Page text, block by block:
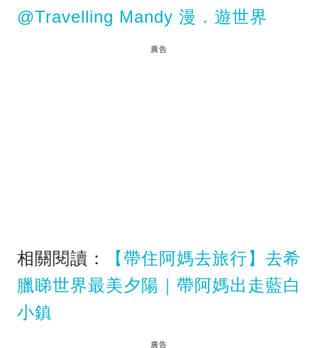
@Travelling Mandy 漫．遊世界
廣告
相關閱讀：
【帶住阿媽去旅行】去希
臘睇世界最美夕陽｜帶阿媽出走藍白
小鎮
廣告